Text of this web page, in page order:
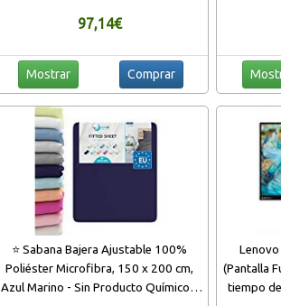
Compatible con
Stick/Chromecast
97,14€
Mostrar Comprar
⭐ Sabana Bajera Ajustable 100%
Poliéster Microfibra, 150 x 200 cm,
Azul Marino - Sin Producto Químico y
Lenovo
(Pantalla
tiempo